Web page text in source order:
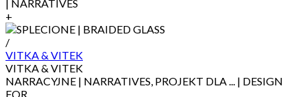
| NARRATIVES
+
/
VITKA & VITEK
VITKA & VITEK
NARRACYJNE | NARRATIVES, PROJEKT DLA ... | DESIGN
FOR ...